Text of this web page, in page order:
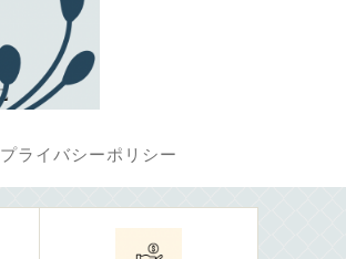
プライバシーポリシー